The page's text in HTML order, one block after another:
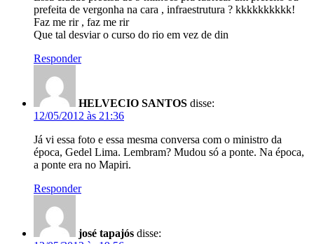
prefeita de vergonha na cara , infraestrutura ? kkkkkkkkkk!
Faz me rir , faz me rir
Que tal desviar o curso do rio em vez de din
Responder
HELVECIO SANTOS disse:
12/05/2012 às 21:36
Já vi essa foto e essa mesma conversa com o ministro da
época, Gedel Lima. Lembram? Mudou só a ponte. Na época,
a ponte era no Mapiri.
Responder
josé tapajós disse: